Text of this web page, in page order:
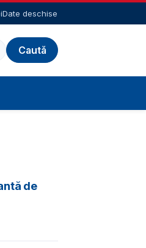
Date deschise
de